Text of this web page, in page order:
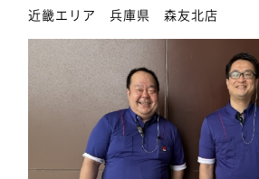
近畿エリア 兵庫県 森友北店